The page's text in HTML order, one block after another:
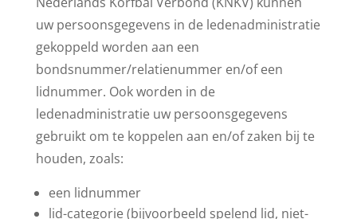
uw persoonsgegevens in de ledenadministratie
gekoppeld worden aan een
bondsnummer/relatienummer en/of een
lidnummer. Ook worden in de
ledenadministratie uw persoonsgegevens
gebruikt om te koppelen aan en/of zaken bij te
houden, zoals:
een lidnummer
lid-categorie (bijvoorbeeld spelend lid, niet-